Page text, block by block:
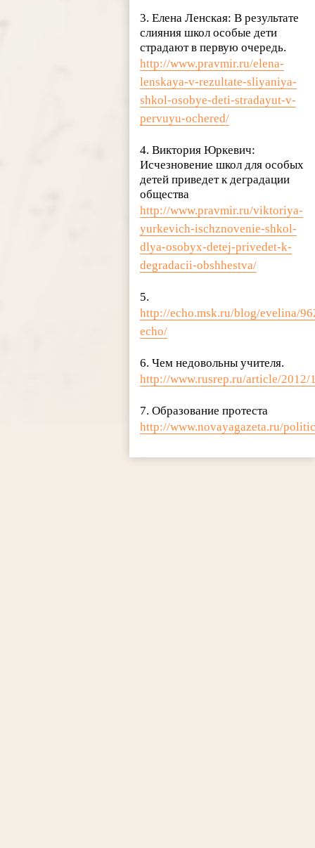
3. Елена Ленская: В результате
слияния школ особые дети
страдают в первую очередь.
http://www.pravmir.ru/elena-
lenskaya-v-rezultate-sliyaniya-
shkol-osobye-deti-stradayut-v-
pervuyu-ochered/
4. Виктория Юркевич:
Исчезновение школ для особых
детей приведет к деградации
общества
http://www.pravmir.ru/viktoriya-
yurkevich-ischznovenie-shkol-
dlya-osobyx-detej-privedet-k-
degradacii-obshhestva/
5.
http://echo.msk.ru/blog/evelina/
echo/
6. Чем недовольны учителя.
http://www.rusrep.ru/article/2012/
7. Образование протеста
http://www.novayagazeta.ru/